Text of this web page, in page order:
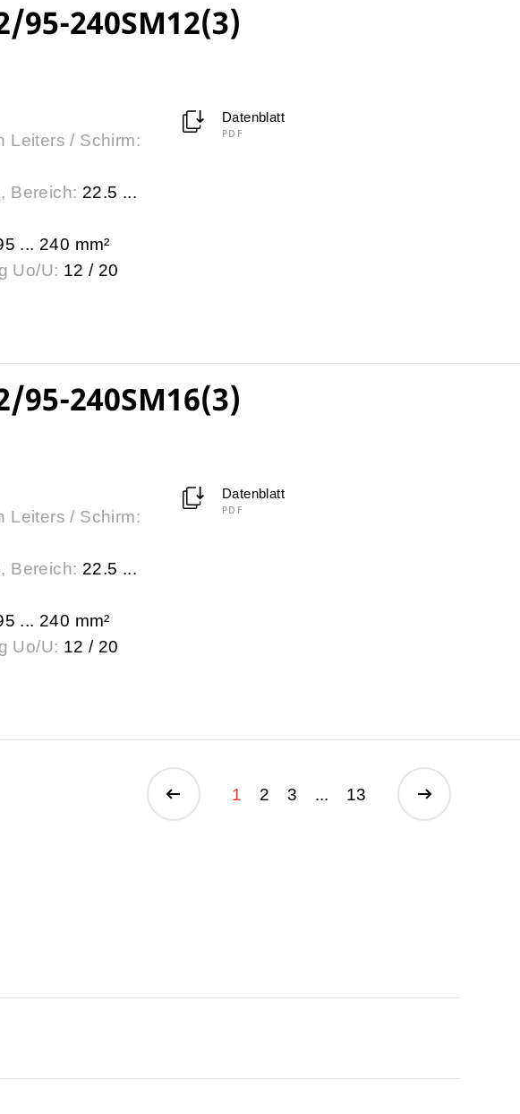
95-240SM12(3)
Leiters / Schirm:
Bereich: 22.5 ...
... 240 mm²
Uo/U: 12 / 20
Datenblatt
PDF
95-240SM16(3)
Leiters / Schirm:
Bereich: 22.5 ...
... 240 mm²
Uo/U: 12 / 20
Datenblatt
PDF
1 2 3 ... 13